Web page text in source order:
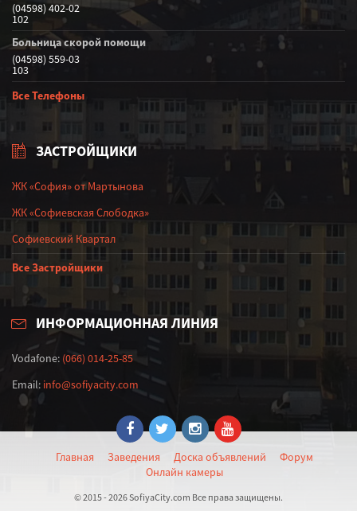
(04598) 402-02
102
Больница скорой помощи
(04598) 559-03
103
Все Телефоны
ЗАСТРОЙЩИКИ
ЖК «София» от Мартынова
ЖК «Софиевская Слободка»
Софиевский Квартал
Все Застройщики
ИНФОРМАЦИОННАЯ ЛИНИЯ
Vodafone: (066) 014-25-85
Email: info@sofiyacity.com
Главная Заведения Доска объявлений
Форум
Онлайн камеры
© 2015 - 2026 SofiyaCity.com Все права защищены.